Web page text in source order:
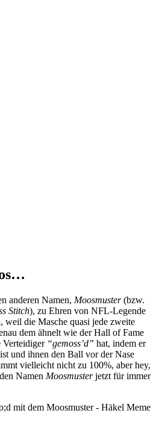
anderen Namen, Moosmuster(bzw.
Stitch), zu Ehren von NFL-Legende
weil die Masche quasi jede zweite
dem ähnelt wie der Hall of Fame
Verteidiger “gemoss’d” hat, indem er
und ihnen den Ball vor der Nase
vielleicht nicht zu 100%, aber hey,
Namen Moosmusterjetzt für immer